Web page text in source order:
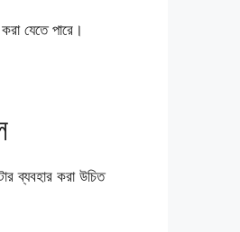
যেতে পারে।
ব্যবহার করা উচিত